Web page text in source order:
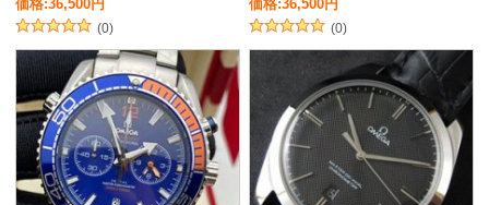
価格:36,500円
(0)
価格:36,500円
(0)